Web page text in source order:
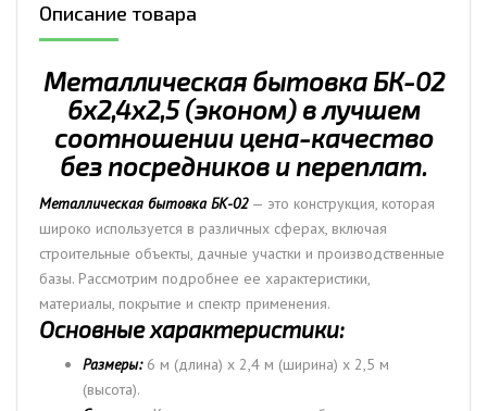
Описание товара
Металлическая бытовка БК-02
6х2,4х2,5 (эконом) в лучшем
соотношении цена-качество
без посредников и переплат.
Металлическая бытовка БК-02— это конструкция, которая
широко используется в различных сферах, включая
строительные объекты, дачные участки и производственные
базы. Рассмотрим подробнее ее характеристики,
материалы, покрытие и спектр применения.
Основные характеристики:
Размеры:6 м (длина) x 2,4 м (ширина) x 2,5 м
(высота).